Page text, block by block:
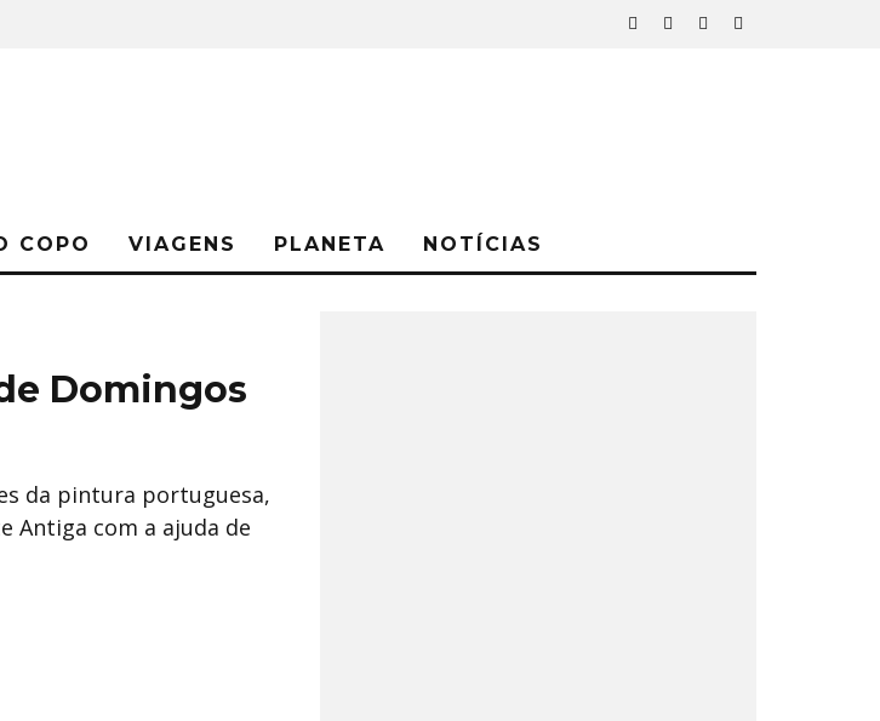
COPO VIAGENS PLANETA NOTÍCIAS
Domingos
da pintura portuguesa,
Antiga com a ajuda de